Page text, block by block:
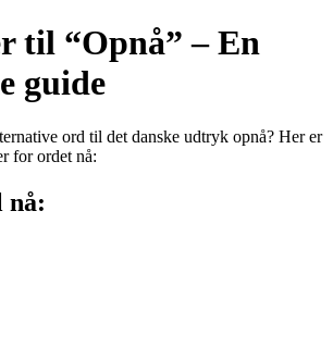
til “Opnå” – En
guide
ord til det danske udtryk opnå? Her er
for ordet nå:
nå: